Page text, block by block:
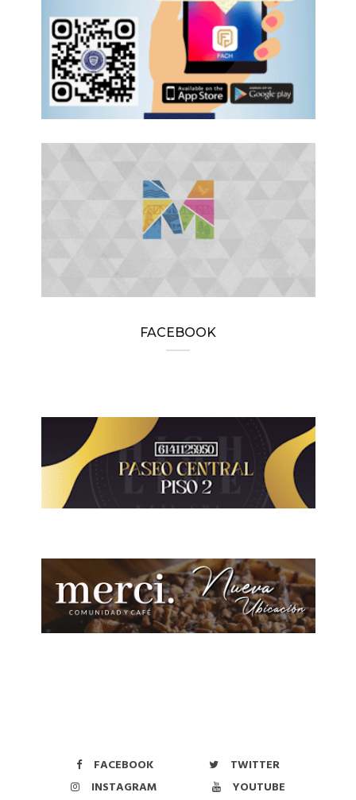
FACEBOOK
FACEBOOK
TWITTER
INSTAGRAM
YOUTUBE